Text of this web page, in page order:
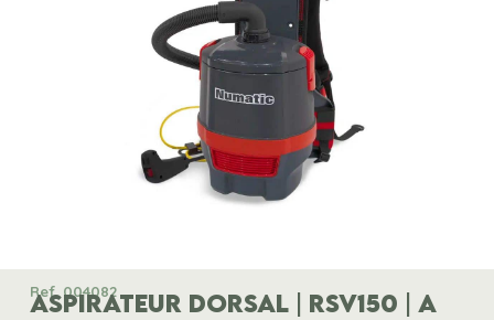
Ref. 004082
ASPIRATEUR DORSAL | RSV150 | A